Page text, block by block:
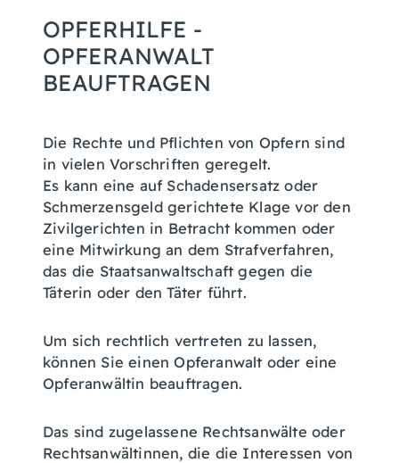
OPFERHILFE -
OPFERANWALT
BEAUFTRAGEN
Die Rechte und Pflichten von Opfern sind
in vielen Vorschriften geregelt.
Es kann eine auf Schadensersatz oder
Schmerzensgeld gerichtete Klage vor den
Zivilgerichten in Betracht kommen oder
eine Mitwirkung an dem Strafverfahren,
das die Staatsanwaltschaft gegen die
Täterin oder den Täter führt.
Um sich rechtlich vertreten zu lassen,
können Sie einen Opferanwalt oder eine
Opferanwältin beauftragen.
Das sind zugelassene Rechtsanwälte oder
Rechtsanwältinnen, die die Interessen von